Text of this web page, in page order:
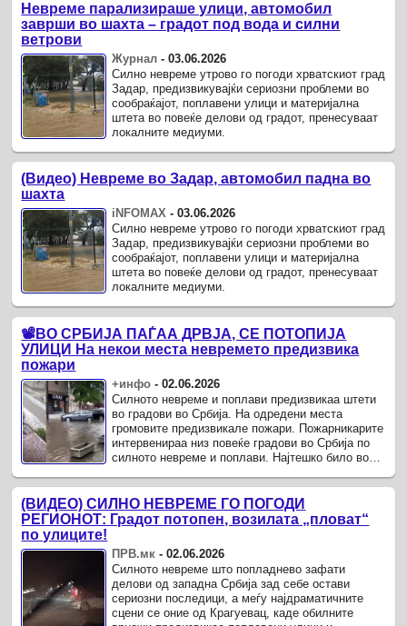
Невреме парализираше улици, автомобил
заврши во шахта – градот под вода и силни
ветрови
Журнал -03.06.2026
Силно невреме утрово го погоди хрватскиот град
Задар, предизвикувајќи сериозни проблеми во
сообраќајот, поплавени улици и материјална
штета во повеќе делови од градот, пренесуваат
локалните медиуми.
(Видео) Невреме во Задар, автомобил падна во
шахта
iNFOMAX -03.06.2026
Силно невреме утрово го погоди хрватскиот град
Задар, предизвикувајќи сериозни проблеми во
сообраќајот, поплавени улици и материјална
штета во повеќе делови од градот, пренесуваат
локалните медиуми.
📽️ВО СРБИЈА ПАЃАА ДРВЈА, СЕ ПОТОПИЈА
УЛИЦИ На некои места невремето предизвика
пожари
+инфо -02.06.2026
Силното невреме и поплави предизвикаа штети
во градови во Србија. На одредени места
громовите предизвикале пожари. Пожарникарите
интервенираа низ повеќе градови во Србија по
силното невреме и поплави. Најтешко било во
(ВИДЕО) СИЛНО НЕВРЕМЕ ГО ПОГОДИ
РЕГИОНОТ: Градот потопен, возилата „пловат“
по улиците!
ПРВ.мк -02.06.2026
Силното невреме што попладнево зафати
делови од западна Србија зад себе остави
сериозни последици, а меѓу најдраматичните
сцени се оние од Крагуевац, каде обилните